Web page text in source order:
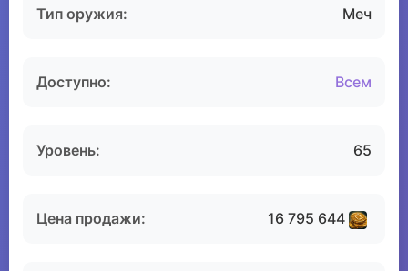
Тип оружия: Меч
Доступно: Всем
Уровень: 65
Цена продажи: 16 795 644